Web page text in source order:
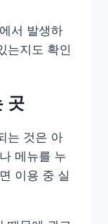
서 발생하
는지도 확인
곳
는 것은 아
메뉴를 누
이용 중 실